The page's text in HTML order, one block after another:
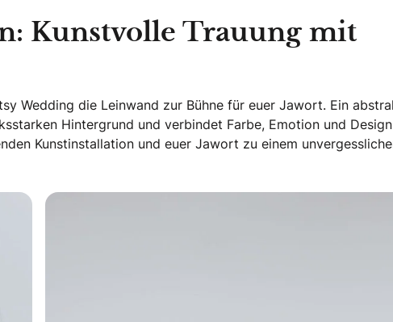
Kunstvolle Trauung mit
Wedding die Leinwand zur Bühne für euer Jawort. Ein
Hintergrund und verbindet Farbe, Emotion und
Kunstinstallation und euer Jawort zu einem